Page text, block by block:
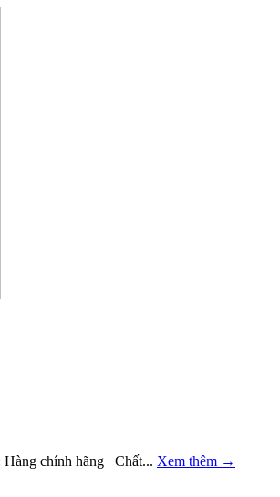
chính hãng Chất... Xem thêm →